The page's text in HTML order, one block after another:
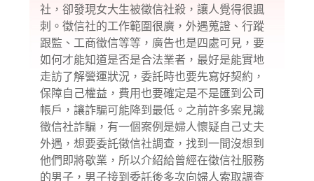
社，卻發現女大生被徵信社殺，讓人覺得很諷
刺。徵信社的工作範圍很廣，外遇蒐證、行蹤
跟監、工商徵信等等，廣告也是四處可見，要
如何才能知道是否是合法業者，最好是能實地
走訪了解營運狀況，委託時也要先寫好契約，
保障自己權益，費用也要確定是不是匯到公司
帳戶，讓詐騙可能降到最低。之前許多案見識
徵信社詐騙，有一個案例是婦人懷疑自己丈夫
外遇，想要委託徵信社調查，找到一間沒想到
他們即將歇業，所以介紹給曾經在徵信社服務
的男子，男子接到委託後多次向婦人索取調查